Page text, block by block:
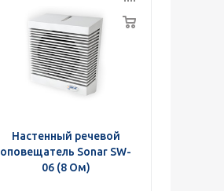
Настенный речевой
оповещатель Sonar SW-
06 (8 Ом)